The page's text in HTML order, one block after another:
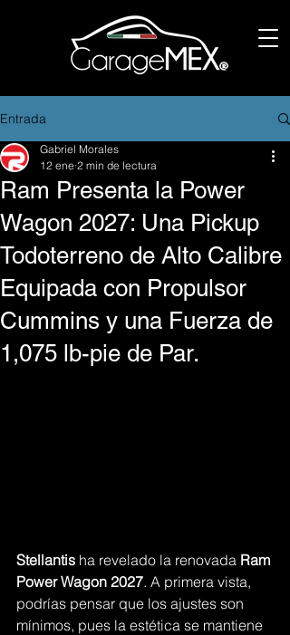
Entrada
Ram Presenta la Power
Wagon 2027: Una Pickup
Todoterreno de Alto Calibre
Equipada con Propulsor
Cummins y una Fuerza de
1,075 lb-pie de Par.
Gabriel Morales
12 ene 2 min de lectura
Stellantis ha revelado la renovada Ram
Power Wagon 2027. A primera vista,
podrías pensar que los ajustes son
mínimos, pues la estética se mantiene